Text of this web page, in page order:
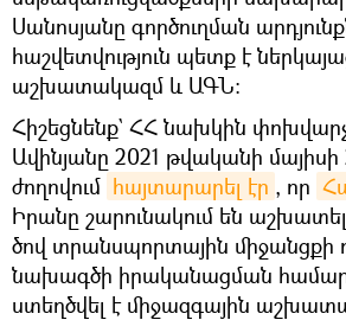
Սանոսյանը գործուղման
հաշվետվություն պետք է
աշխատակազմ և ԱԳՆ։
Հիշեցնենք` ՀՀ նախկին
Ավինյանը 2021 թվականի մայիսի
ժողովում հայտարարել էր , որ
Իրանը շարունակում են
ծով տրանսպորտային միջանցքի
նախագծի իրականացման
ստեղծվել է միջազգային